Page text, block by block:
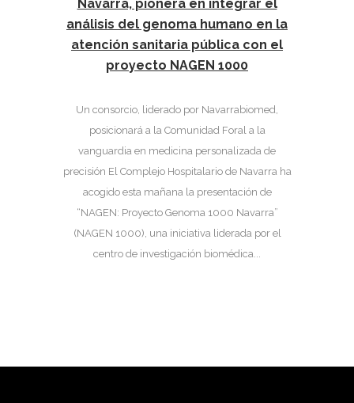
Navarra, pionera en integrar el
análisis del genoma humano en la
atención sanitaria pública con el
proyecto NAGEN 1000
Un consorcio, liderado por Navarrabiomed,
posicionará a la Comunidad Foral a la
vanguardia en medicina personalizada de
precisión El Complejo Hospitalario de Navarra ha
acogido esta mañana la presentación de
“NAGEN: Proyecto Genoma 1000 Navarra”
(NAGEN 1000), una iniciativa liderada por el
centro de investigación biomédica...